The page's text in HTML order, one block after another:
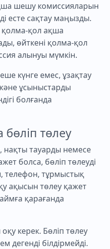
шешу комиссияларын
есте сақтау маңызды.
қолма-қол ақша
өйткені қолма-қол
алынуы мүмкін.
күнге емес, ұзақтау
ұсыныстарды
болғанда
төлеу
нақты тауарды немесе
болса, бөліп төлеуді
телефон, тұрмыстық
ақысын төлеу қажет
қарағанда
керек. Бөліп төлеу
дегенді білдірмейді.